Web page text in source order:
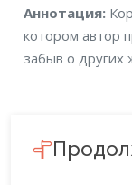
Аннотация:
котором автор
забыв о